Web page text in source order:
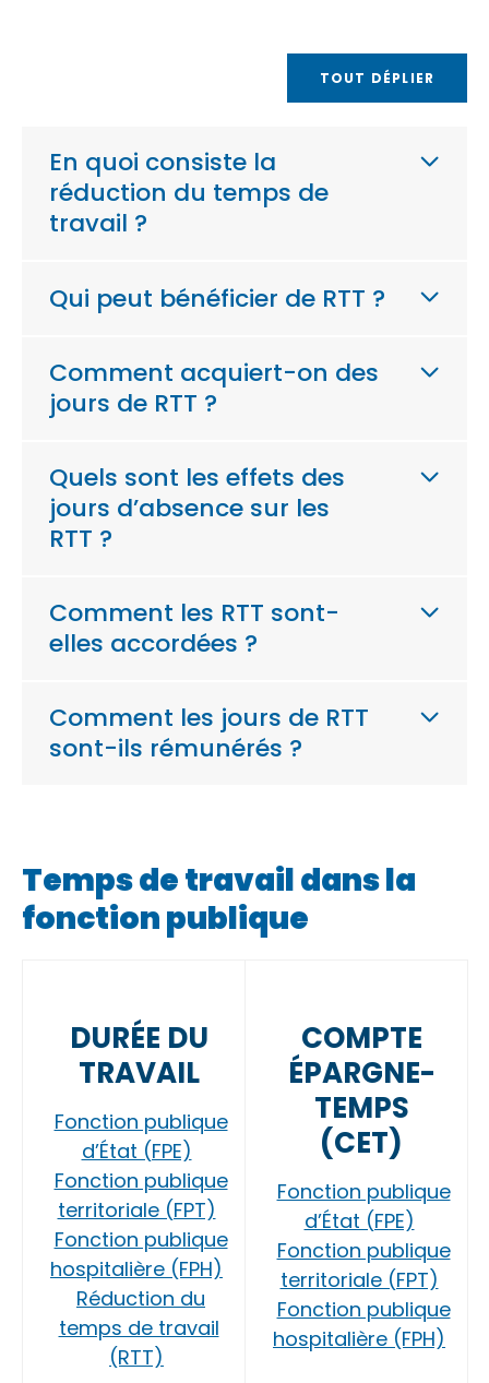
TOUT DÉPLIER
En quoi consiste la
réduction du temps de
travail ?
Qui peut bénéficier de RTT ?
Comment acquiert-on des
jours de RTT ?
Quels sont les effets des
jours d’absence sur les
RTT ?
Comment les RTT sont-
elles accordées ?
Comment les jours de RTT
sont-ils rémunérés ?
Temps de travail dans la
fonction publique
DURÉE DU
TRAVAIL
Fonction publique
d’État (FPE)
Fonction publique
territoriale (FPT)
Fonction publique
hospitalière (FPH)
Réduction du
temps de travail
(RTT)
COMPTE
ÉPARGNE-
TEMPS
(CET)
Fonction publique
d’État (FPE)
Fonction publique
territoriale (FPT)
Fonction publique
hospitalière (FPH)